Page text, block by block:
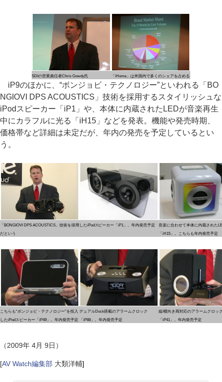
SDIの営業責任者Chris Gowdy氏 「iHome」は米国内で多くのシェアを占める
iP9のほかに、“ボンジョビ・テクノロジー”といわれる「BO
NGIOVI DPS ACOUSTICS」技術を採用するスタイリッシュな
iPodスピーカー「iP1」や、本体に内蔵されたLEDが音楽再生
中にカラフルに光る「iH15」などを発表。機能や発売時期、
価格帯など詳細は未定だが、年内の発売を予定しているとい
う。
「BONGIOVI DPS ACOUSTICS」技術を採用したiPodスピーカー「iP1」。年内発売予定
だという
音楽に合わせて本体に内蔵された
「iH15」。こちらも年内発売予定
こちらも“ボンジョビ・テクノロジー”を投入
したiPodスピーカー「iP49」。年内発売予定
デュアルDock搭載のアラームクロック
「iP88」。年内発売予定
縦/横向き両対応のアラームクロッ
「iP41」。年内発売予定
（2009年 4月 9日）
[AV Watch編集部 大類洋輔]